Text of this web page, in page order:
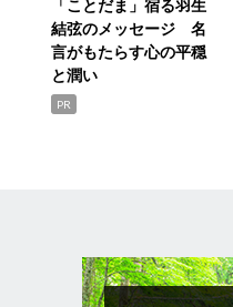
「ことだま」宿る羽生
結弦のメッセージ 名
言がもたらす心の平穏
と潤い
PR